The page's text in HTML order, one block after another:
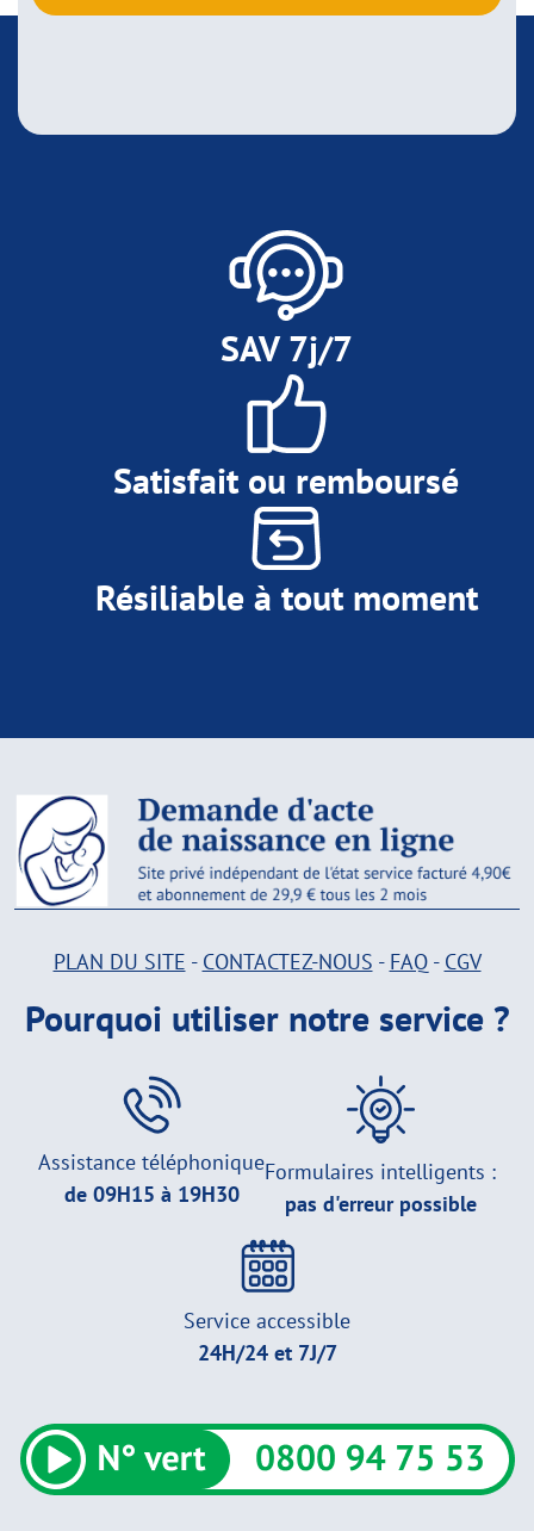
SAV 7j/7
Satisfait ou remboursé
Résiliable à tout moment
PLAN DU SITE - CONTACTEZ-NOUS - FAQ- CGV
Pourquoi utiliser notre service ?
Assistance téléphonique
de 09H15 à 19H30
Formulaires intelligents :
pas d'erreur possible
Service accessible
24H/24 et 7J/7